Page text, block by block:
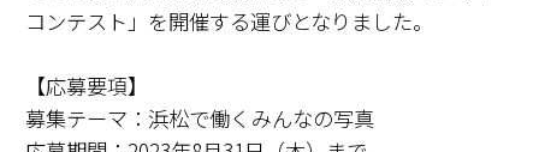
コンテスト」を開催する運びとなりました。
【応募要項】
募集テーマ：浜松で働くみんなの写真